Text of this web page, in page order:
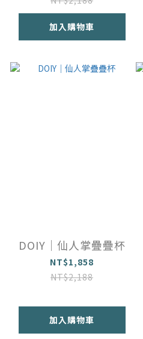
加入購物車
DOIY｜仙人掌疊疊杯
NT$1,858
NT$2,188
加入購物車